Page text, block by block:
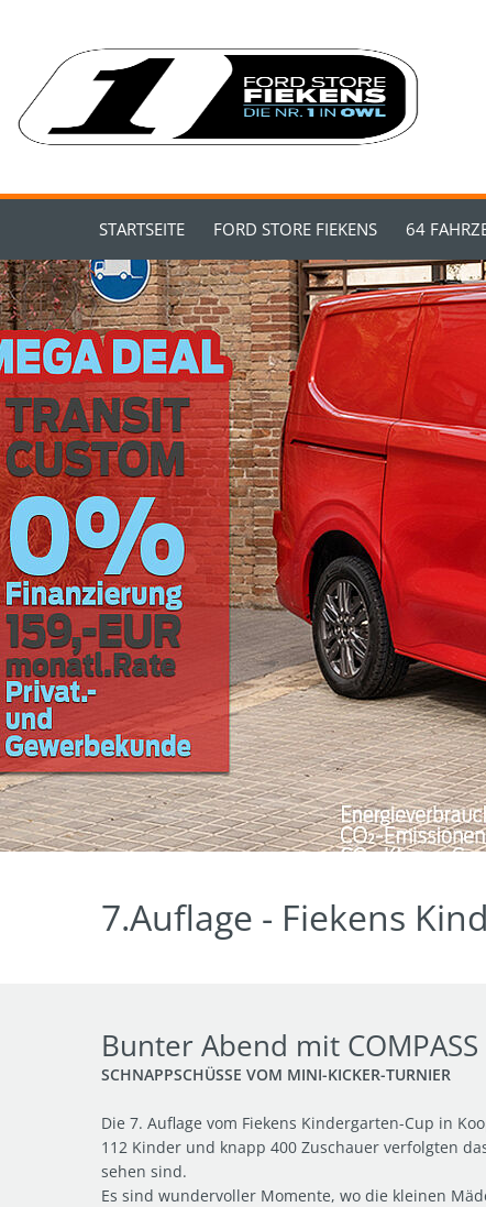
STARTSEITE FORD STORE FIEKENS 64
7.Auflage - Fiekens
Bunter Abend mit
SCHNAPPSCHÜSSE VOM MINI-KICKER-TURNIER
Die 7. Auflage vom Fiekens Kindergarten-Cup in
112 Kinder und knapp 400 Zuschauer verfolgten
sehen sind.
Es sind wundervoller Momente, wo die kleinen